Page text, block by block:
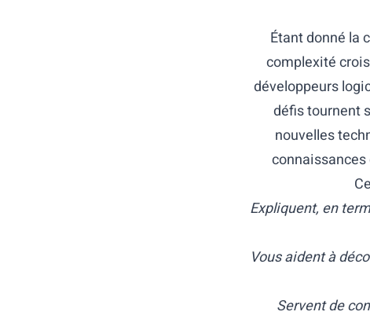
Étant donné la
complexité
développeurs
défis tournent
nouvelles
Expliquent, en
Vous aident à
Servent de